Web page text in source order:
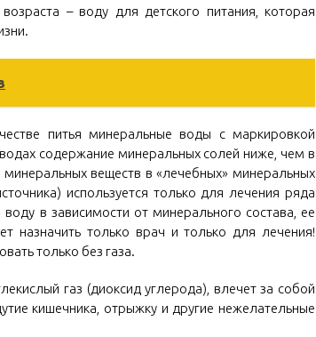
– воду для детского питания, которая
питья минеральные воды с маркировкой
содержание минеральных солей ниже, чем в
веществ в «лечебных» минеральных
используется только для лечения ряда
в зависимости от минерального состава, ее
назначить только врач и только для лечения!
только без газа.
газ (диоксид углерода), влечет за собой
кишечника, отрыжку и другие нежелательные